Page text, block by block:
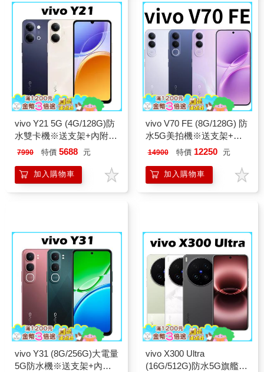
vivo Y21 5G (4G/128G)防
水雙卡機※送支架+內附保
護殼※
7990 特價 5688 元
加入購物車
vivo V70 FE (8G/128G) 防
水5G美拍機※送支架+內
附保護殼※
14900 特價 12250 元
加入購物車
vivo Y31 (8G/256G)大電量
5G防水機※送支架+內附
vivo X300 Ultra
(16G/512G)防水5G旗艦機